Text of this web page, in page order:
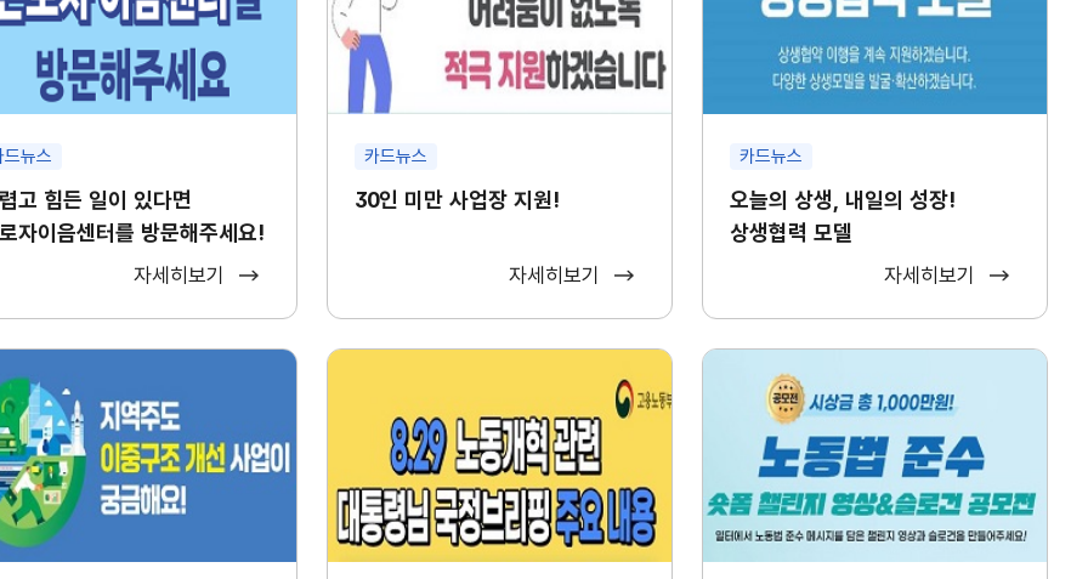
드뉴스
고 힘든 일이 있다면
자이음센터를 방문해주세요!
자세히보기
카드뉴스
30인 미만 사업장 지원!
자세히보기
카드뉴스
오늘의 상생, 내일의 성장!
상생협력 모델
자세히보기